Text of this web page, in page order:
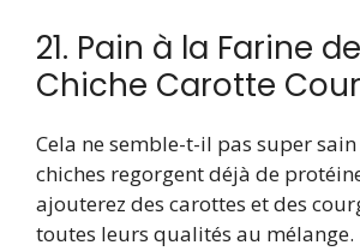
21. Pain à la Farine
Chiche Carotte
Cela ne semble-t-il pas super sain
chiches regorgent déjà de
ajouterez des carottes et des
toutes leurs qualités au mélange.